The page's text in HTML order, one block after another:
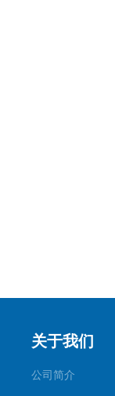
关于我们
公司简介